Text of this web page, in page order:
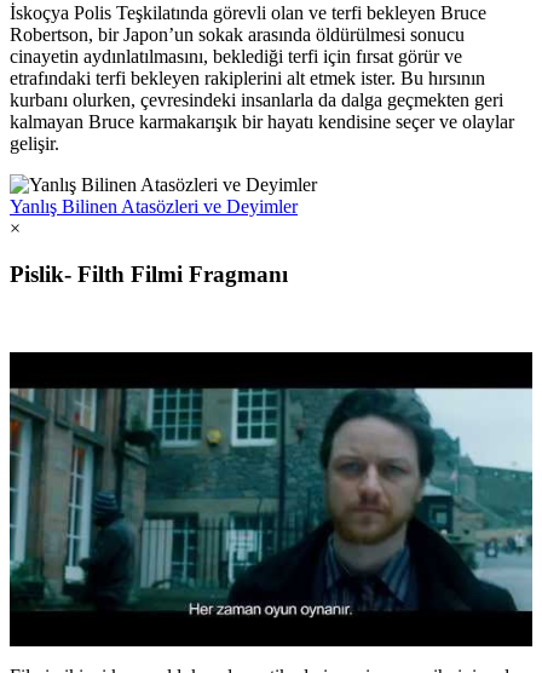
İskoçya Polis Teşkilatında görevli olan ve terfi bekleyen Bruce
Robertson, bir Japon’un sokak arasında öldürülmesi sonucu
cinayetin aydınlatılmasını, beklediği terfi için fırsat görür ve
etrafındaki terfi bekleyen rakiplerini alt etmek ister. Bu hırsının
kurbanı olurken, çevresindeki insanlarla da dalga geçmekten geri
kalmayan Bruce karmakarışık bir hayatı kendisine seçer ve olaylar
gelişir.
Yanlış Bilinen Atasözleri ve Deyimler
×
Pislik- Filth Filmi Fragmanı